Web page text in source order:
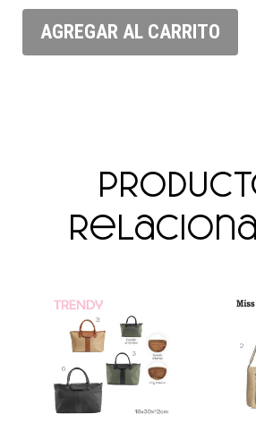
AGREGAR AL CARRITO